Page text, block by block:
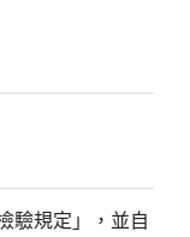
驗規定」，並自